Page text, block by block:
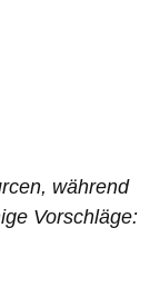
während
Vorschläge: